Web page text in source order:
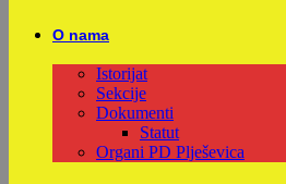
O nama
Istorijat
Sekcije
Dokumenti
Statut
Organi PD Plješevica